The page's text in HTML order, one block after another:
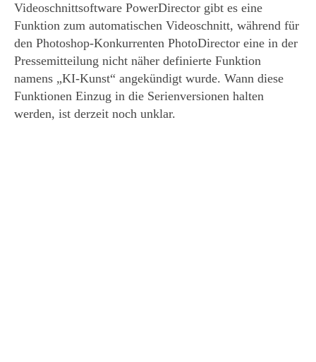
Videoschnittsoftware PowerDirector gibt es eine
Funktion zum automatischen Videoschnitt, während für
den Photoshop-Konkurrenten PhotoDirector eine in der
Pressemitteilung nicht näher definierte Funktion
namens „KI-Kunst“ angekündigt wurde. Wann diese
Funktionen Einzug in die Serienversionen halten
werden, ist derzeit noch unklar.